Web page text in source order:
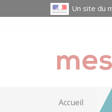
Un site du
Accueil